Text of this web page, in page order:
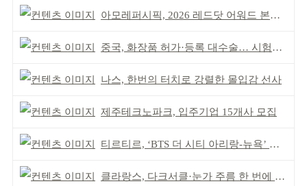
아모레퍼시픽, 2026 레드닷 어워드 본상 2개 수상
중국, 화장품 허가·등록 대수술… 시험자료 공용 허용
나스, 한번의 터치로 강렬한 몰입감 선사
제주테크노파크, 입주기업 15개사 모집
티르티르, ‘BTS 더 시티 아리랑-뉴욕’ 참여
클라랑스, 다크서클·눈가 주름 한 번에 더블 케어